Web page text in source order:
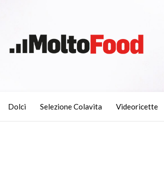
Dolci Selezione Colavita Videoricette